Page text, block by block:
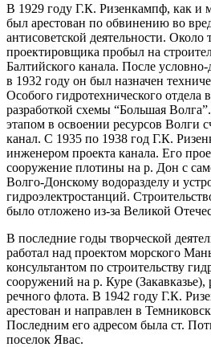
В 1929 году Г.К. Ризенкампф, как и
был арестован по обвинению во
антисоветской деятельности. Около
проектировщика пробыл на
Балтийского канала. После
в 1932 году он был назначен
Особого гидротехнического отдела
разработкой схемы “Большая
этапом в освоении ресурсов Волги
канал. С 1935 по 1938 год Г.К.
инженером проекта канала. Его
сооружение плотины на р. Дон с
Волго-Донскому водоразделу и
гидроэлектростанций.
было отложено из-за Великой
В последние годы творческой
работал над проектом морского
консультантом по строительству
сооружений на р. Куре (Закавказье),
речного флота. В 1942 году Г.К.
арестован и направлен в
Последним его адресом была ст.
поселок Явас.